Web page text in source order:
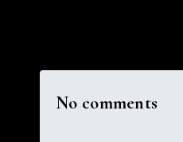
No comments